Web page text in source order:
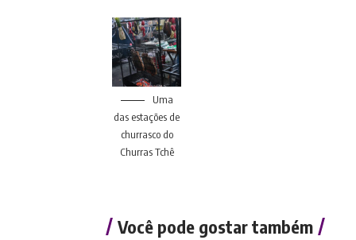
Uma
das estações de
churrasco do
Churras Tchê
Você pode gostar também